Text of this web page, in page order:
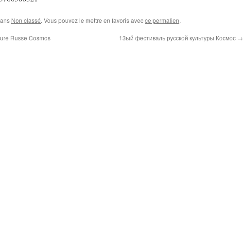
Non classé. Vous pouvez le mettre en favoris avecce permalien.
Russe Cosmos 13ый фестиваль русской культуры Космос →